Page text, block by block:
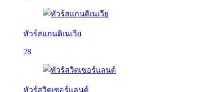
ทัวร์สแกนดิเนเวีย
28
ทัวร์สวิตเซอร์แลนด์